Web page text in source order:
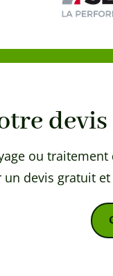
ou
devis gratuit